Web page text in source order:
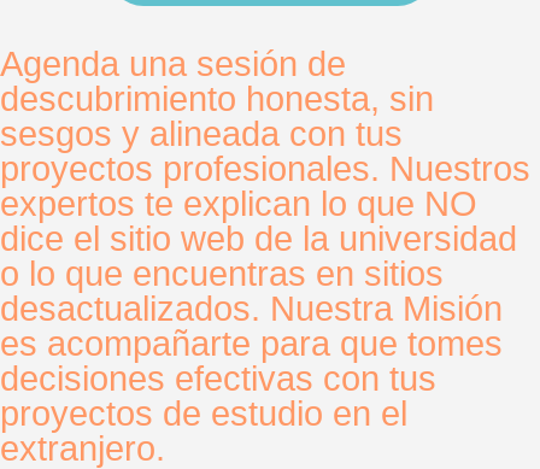
Agenda una sesión de
descubrimiento honesta, sin
sesgos y alineada con tus
proyectos profesionales. Nuestros
expertos te explican lo que NO
dice el sitio web de la universidad
o lo que encuentras en sitios
desactualizados. Nuestra Misión
es acompañarte para que tomes
decisiones efectivas con tus
proyectos de estudio en el
extranjero.